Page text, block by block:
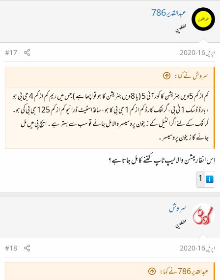
عبدالقدیر 786
محفلین
اپریل 16، 2020
#17
سروش نے کہا:
کم از کم 5ویں جنریشن کا کور آئی 5 (یا 8ویں جنریشن کا ہو تو اچھا ہے ) جس میں ریم کم از کم 4 جی بی ہو
، ہارڈ ڈسک 1 ٹی بی ، گرافک کارڈ کم از کم 1 جی بی کا ہو ، سالڈ اسٹیٹ ڈرائیو کم از کم 125 جی بی کی ہو۔
گرافک کے لئے اگر انٹیل کے زینون پروسیسر والا مل جائے تو سب سے بہتر ہے ۔ ایچ پی میں مل
جائے گا زینون پروسیسر ۔
اِس انفارمیشن والا لیپ ٹاپ کتنے کا مِل جاتا ہے؟
1
سروش
محفلین
اپریل 16، 2020
#18
عبدالقدیر 786 نے کہا: